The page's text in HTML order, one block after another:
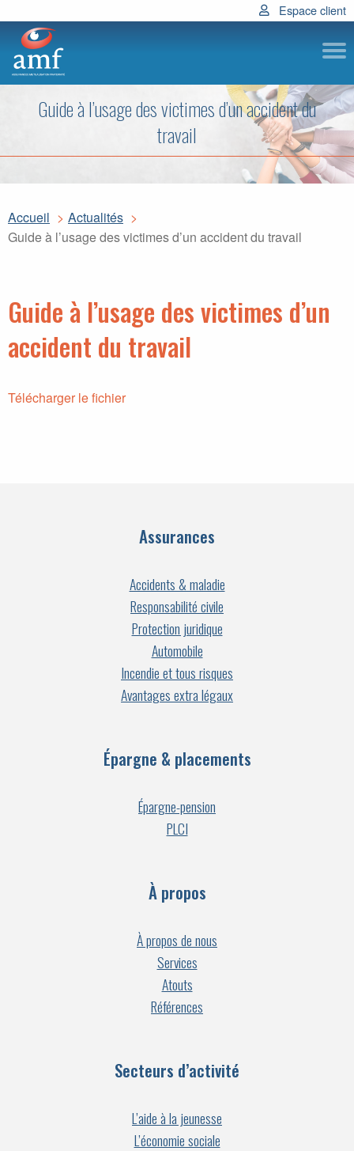
Espace client
Guide à l’usage des victimes d’un accident du
travail
Accueil
Actualités
Guide à l’usage des victimes d’un accident du travail
Guide à l’usage des victimes d’un
accident du travail
Télécharger le fichier
Assurances
Accidents & maladie
Responsabilité civile
Protection juridique
Automobile
Incendie et tous risques
Avantages extra légaux
Épargne & placements
Épargne-pension
PLCI
À propos
À propos de nous
Services
Atouts
Références
Secteurs d’activité
L’aide à la jeunesse
L’économie sociale